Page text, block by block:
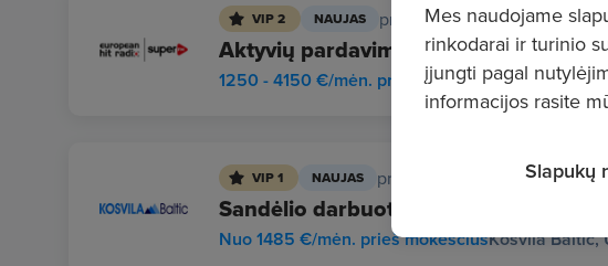
VIP 2 NAUJAS prieš 2 d.
Aktyvių pardavimų vadybininkas (-ė)
EHR MEDIA,
1250 - 4150 €/mėn. prieš mokesčius
VIP 1 NAUJAS prieš 1 d.
Sandėlio darbuotojas - Prekių rinkėjas
Kosvila Baltic,
Nuo 1485 €/mėn. prieš mokesčius
Mes naudojame
rinkodarai ir turinio
įjungti pagal
informacijos rasite
Slapukų